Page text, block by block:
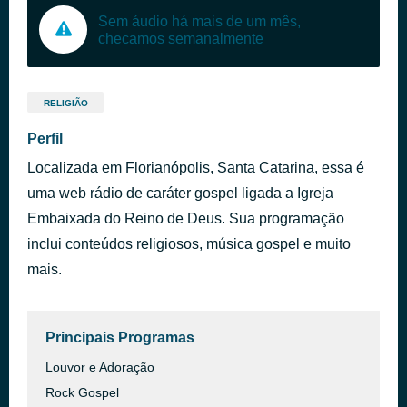
Sem áudio há mais de um mês,
checamos semanalmente
RELIGIÃO
Perfil
Localizada em Florianópolis, Santa Catarina, essa é
uma web rádio de caráter gospel ligada a Igreja
Embaixada do Reino de Deus. Sua programação
inclui conteúdos religiosos, música gospel e muito
mais.
Principais Programas
Louvor e Adoração
Rock Gospel